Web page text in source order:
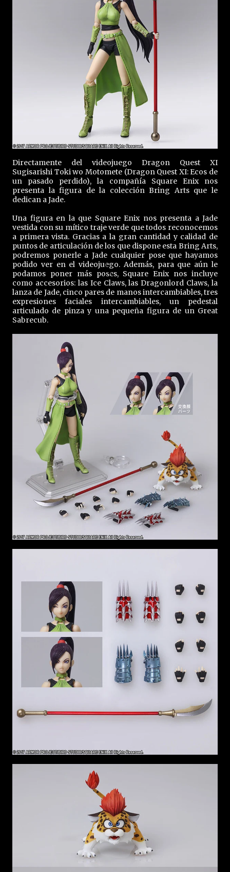
Directamente del videojuego Dragon Quest XI
Sugisarishi Toki wo Motomete (Dragon Quest XI: Ecos de
un pasado perdido), la compañía Square Enix nos
presenta la figura de la colección Bring Arts que le
dedican a Jade.
Una figura en la que Square Enix nos presenta a Jade
vestida con su mítico traje verde que todos reconocemos
a primera vista. Gracias a la gran cantidad y calidad de
puntos de articulación de los que dispone esta Bring Arts,
podremos ponerle a Jade cualquier pose que hayamos
podido ver en el videojuego. Además, para que aún le
podamos poner más poses, Square Enix nos incluye
como accesorios: las Ice Claws, las Dragonlord Claws, la
lanza de Jade, cinco pares de manos intercambiables, tres
expresiones faciales intercambiables, un pedestal
articulado de pinza y una pequeña figura de un Great
Sabrecub.